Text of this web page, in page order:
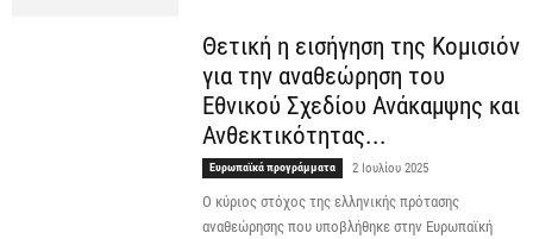
Θετική η εισήγηση της Κομισιόν
για την αναθεώρηση του
Εθνικού Σχεδίου Ανάκαμψης και
Ανθεκτικότητας...
Ευρωπαϊκά προγράμματα 2 Ιουλίου 2025
Ο κύριος στόχος της ελληνικής πρότασης
αναθεώρησης που υποβλήθηκε στην Ευρωπαϊκή